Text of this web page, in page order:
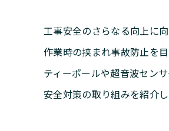
工事安全のさらなる向上に
作業時の挟まれ事故防止を
ティーポールや超音波センサ
安全対策の取り組みを紹介し